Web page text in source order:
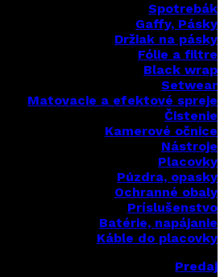
Spotrebák
Gaffy, Pásky
Držiak na pásky
Fólie a filtre
Black wrap
Setwear
Matovacie a efektové spreje
Čistenie
Kamerové očnice
Nástroje
Placovky
Púzdra, opasky
Ochranné obaly
Príslušenstvo
Batérie, napájanie
Káble do placovky
Predaj